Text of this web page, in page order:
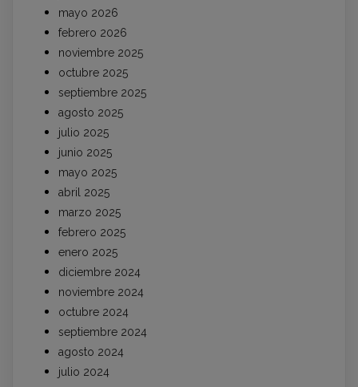
mayo 2026
febrero 2026
noviembre 2025
octubre 2025
septiembre 2025
agosto 2025
julio 2025
junio 2025
mayo 2025
abril 2025
marzo 2025
febrero 2025
enero 2025
diciembre 2024
noviembre 2024
octubre 2024
septiembre 2024
agosto 2024
julio 2024